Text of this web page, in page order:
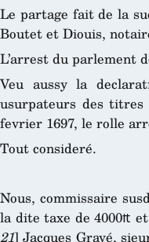
Le partage fait de la
Boutet et Diouis,
L’arrest du parlement
Veu aussy la
usurpateurs des titres
fevrier 1697, le rolle
Tout consideré.
Nous, commissaire
la dite taxe de 4000₶
21] Jacques Gravé,